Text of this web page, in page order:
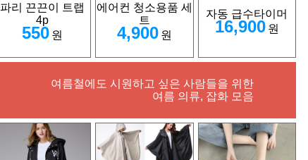
파리 끈끈이 트랩
4p
550 원
에어컨 청소용품 세
트
4,900 원
자동 급수타이머
16,900 원
여름철에도 시원하고 싶은 사람들을 위한
여름 의류, 잡화 모음